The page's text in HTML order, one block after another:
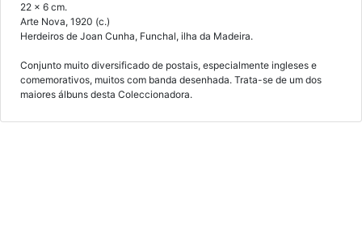
22 x 6 cm.
Arte Nova, 1920 (c.)
Herdeiros de Joan Cunha, Funchal, ilha da Madeira.
Conjunto muito diversificado de postais, especialmente ingleses e
comemorativos, muitos com banda desenhada. Trata-se de um dos
maiores álbuns desta Coleccionadora.